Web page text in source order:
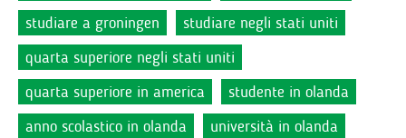
studiare a groningen
studiare negli stati uniti
quarta superiore negli stati uniti
quarta superiore in america
studente in olanda
anno scolastico in olanda
università in olanda